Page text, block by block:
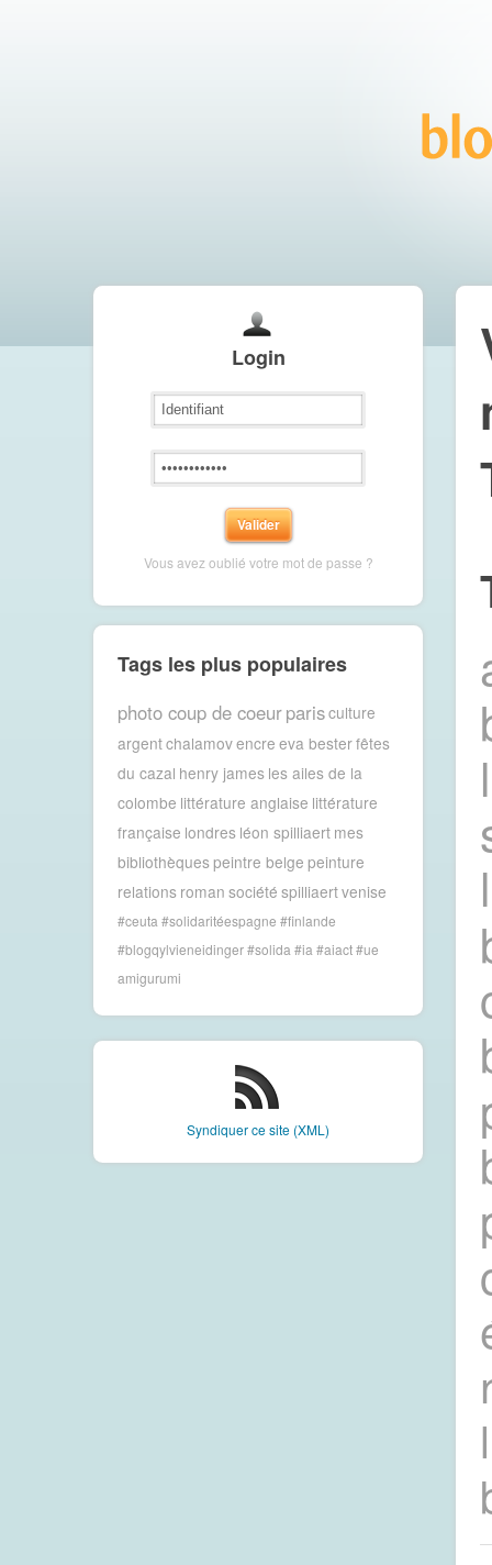
Login
Vous avez oublié votre mot de passe ?
Tags les plus populaires
photo coup de coeurparisculture
argentchalamovencre eva besterfêtes
du cazal henry james les ailes de la
colombe littérature anglaise littérature
française londres léon spilliaert mes
bibliothèquespeintre belge peinture
relations roman société spilliaertvenise
#ceuta #solidaritéespagne #finlande
#blogqylvieneidinger #solida #ia #aiact #ue
amigurumi
Syndiquer ce site (XML)